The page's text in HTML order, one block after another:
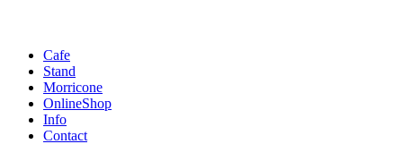
Cafe
Stand
Morricone
OnlineShop
Info
Contact